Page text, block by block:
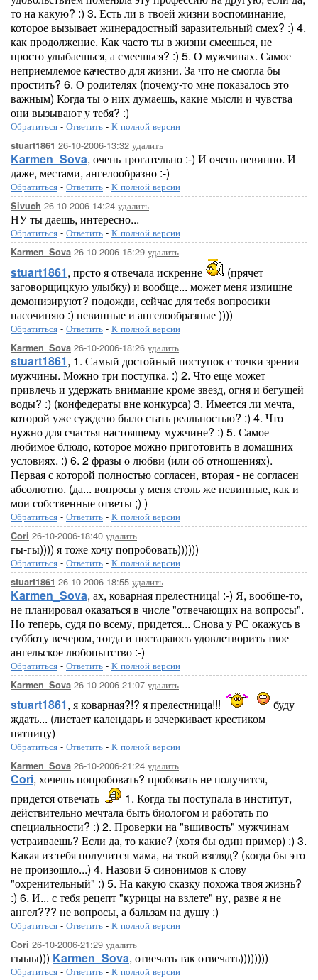
то на какую? :) 3. Есть ли в твоей жизни воспоминание,
которое вызывает жинерадостный заразительный смех? :) 4.
как продолжение. Как часто ты в жизни смеешься, не
просто улыбаешься, а смеешься? :) 5. О мужчинах. Самое
неприемлемое качество для жизни. За что не смогла бы
простить? 6. О родителях (почему-то мне показалось это
важным) Когда ты о них думаешь, какие мысли и чувства
они вызывают у тебя? :)
Обратиться - Ответить - К полной версии
stuart1861 26-10-2006-13:32 удалить
Karmen_Sova, очень трогательно :-) И очень невинно. И
даже, местами, ангелообразно :-)
Обратиться - Ответить - К полной версии
Sivuch 26-10-2006-14:24 удалить
НУ ты даешь, интересно...
Обратиться - Ответить - К полной версии
Karmen_Sova 26-10-2006-15:29 удалить
stuart1861, прсто я отвечала искренне
(прячет
заговорщицкую улыбку) и вообще... может меня излишне
демонизируют? подожди, сейчас для тебя вопросики
насочиняю :) невинные и ангелообразные ))))
Обратиться - Ответить - К полной версии
Karmen_Sova 26-10-2006-18:26 удалить
stuart1861, 1. Самый достойный поступок с точки зрения
мужчины. Можно три поступка. :) 2. Что еще может
привлечь и удержать внимание кроме звезд, огня и бегущей
воды? :) (конфедераты вне конкурса) 3. Имеется ли мечта,
которой уже суждено было стать реальностью? :) 4. Что
нужно для счастья настоящему мужчине? :) 5. Самое
любимое блюдо, которое можно приготовить в домашних
условиях. :) 6. 2 фразы о любви (или об отношениях).
Первая с которой полностью согласен, вторая - не согласен
абсолютно. (да... вопросы у меня столь же невинные, как и
мои собственные ответы ;) )
Обратиться - Ответить - К полной версии
Cori 26-10-2006-18:40 удалить
гы-гы)))) я тоже хочу попробовать))))))
Обратиться - Ответить - К полной версии
stuart1861 26-10-2006-18:55 удалить
Karmen_Sova, ах, коварная прелестница! :-) Я, вообще-то,
не планировал оказаться в числе "отвечающих на вопросы".
Но теперь, судя по всему, придется... Снова у РС окажусь в
субботу вечером, тогда и постараюсь удовлетворить твое
ангельское любопытство :-)
Обратиться - Ответить - К полной версии
Karmen_Sova 26-10-2006-21:07 удалить
stuart1861, я коварная?!? я прелестница!!!
буду
ждать... (листает календарь и зачеркивает крестиком
пятницу)
Обратиться - Ответить - К полной версии
Karmen_Sova 26-10-2006-21:24 удалить
Cori, хочешь попробовать? пробовать не получится,
придется отвечать
1. Когда ты поступала в институт,
действительно мечтала быть биологом и работать по
специальности? :) 2. Проверки на "вшивость" мужчинам
устраиваешь? Если да, то какие? (хотя бы один пример) :) 3.
Какая из тебя получится мама, на твой взгляд? (когда бы это
не произошло...) 4. Назови 5 синонимов к слову
"охренительный" :) 5. На какую сказку похожа твоя жизнь?
:) 6. И... с тебя рецепт "курицы на взлете" ну, разве я не
ангел??? не вопросы, а бальзам на душу :)
Обратиться - Ответить - К полной версии
Cori 26-10-2006-21:29 удалить
гыыы))) Karmen_Sova, отвечать так отвечать))))))))
Обратиться - Ответить - К полной версии